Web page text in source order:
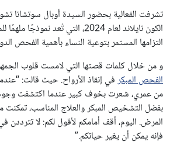
تشرفت الفعالية بحضور السيدة أوبال سوتشاتا
الكون تايلاند لعام 2024، التي تُعد
التزامها المستمر بتوعية النساء بأهمية الفحص
و من خلال كلمات قصتها التي لامست قلوب
الفحص المبكرفي إنقاذ الأرواح. حيث قالت:
من عمري، شعرت بخوف كبير عندما اكتشفت
بفضل التشخيص المبكر والعلاج المناسب، تمكنت
المرض. اليوم، أقف أمامكم لأقول لكم: لا تترددن
فإنه يمكن أن يغير حياتكم.”